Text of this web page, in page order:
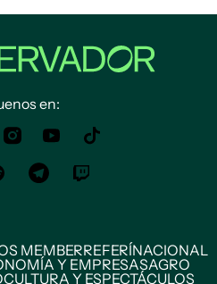
en:
MEMBERREFERÍNACIONAL
Y EMPRESASAGRO
CULTURA Y ESPECTÁCULOS